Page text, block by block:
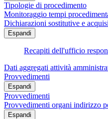
Tipologie di procedimento
Monitoraggio tempi
Dichiarazioni sostitutive e
Espandi
Recapiti dell'ufficio
Dati aggregati attività
Provvedimenti
Espandi
Provvedimenti
Provvedimenti organi indirizzo
Espandi